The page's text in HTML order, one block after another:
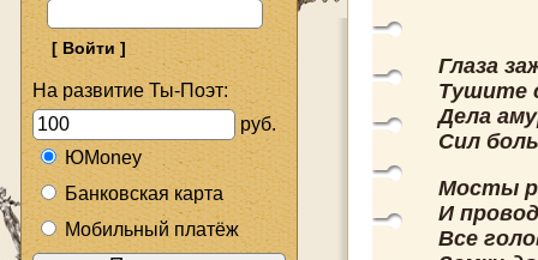
На развитие Ты-Поэт:
руб.
ЮMoney
Банковская карта
Мобильный платёж
Глаза
Тушите
Дела
Сил
Мосты
И
Все